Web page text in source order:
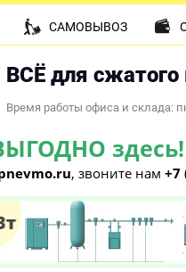
ВСЁ для сжатого
Время работы офиса и склада:
здесь!
, звоните нам +7
САМОВЫВОЗ